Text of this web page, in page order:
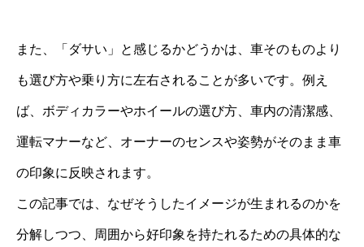
また、「ダサい」と感じるかどうかは、車そのものより
も選び方や乗り方に左右されることが多いです。例え
ば、ボディカラーやホイールの選び方、車内の清潔感、
運転マナーなど、オーナーのセンスや姿勢がそのまま車
の印象に反映されます。
この記事では、なぜそうしたイメージが生まれるのかを
分解しつつ、周囲から好印象を持たれるための具体的な